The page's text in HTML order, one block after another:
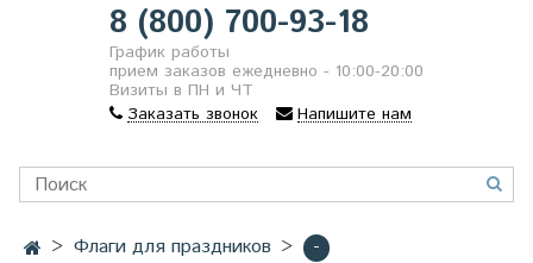
8 (800) 700-93-18
График работы
прием заказов ежедневно - 10:00-20:00
Визиты в ПН и ЧТ
Заказать звонок
Напишите нам
Флаги для праздников
-